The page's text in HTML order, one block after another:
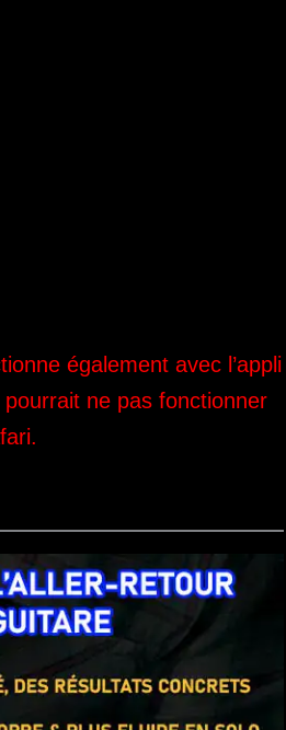
également avec l’appli
ne pas fonctionner